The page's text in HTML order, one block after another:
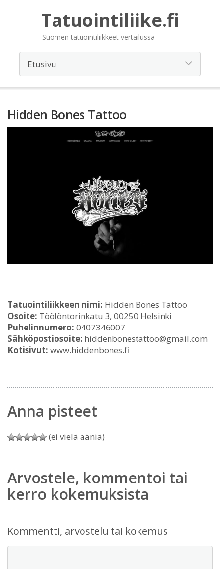
Tatuointiliike.fi
Suomen tatuointiliikkeet vertailussa
Hidden Bones Tattoo
Tatuointiliikkeen nimi: Hidden Bones Tattoo
Osoite: Töölöntorinkatu 3, 00250 Helsinki
Puhelinnumero: 0407346007
Sähköpostiosoite: hiddenbonestattoo@gmail.com
Kotisivut: www.hiddenbones.fi
Anna pisteet
(ei vielä ääniä)
Arvostele, kommentoi tai
kerro kokemuksista
Kommentti, arvostelu tai kokemus